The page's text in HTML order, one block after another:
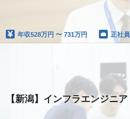
年収528万円 〜 731万円 正社員
【新潟】インフラエンジニア